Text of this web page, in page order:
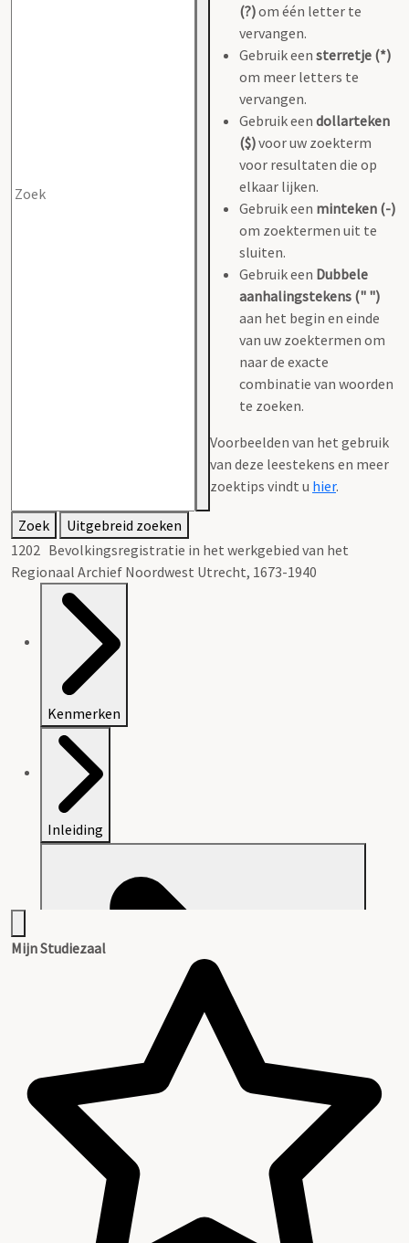
(?)om één letter te
vervangen.
Gebruik een sterretje (*)
om meer letters te
vervangen.
Gebruik een dollarteken
($)voor uw zoekterm
voor resultaten die op
elkaar lijken.
Gebruik een minteken (-)
om zoektermen uit te
sluiten.
Gebruik een Dubbele
aanhalingstekens (" ")
aan het begin en einde
van uw zoektermen om
naar de exacte
combinatie van woorden
te zoeken.
Voorbeelden van het gebruik
van deze leestekens en meer
zoektips vindt u hier.
Zoek
Uitgebreid zoeken
1202 Bevolkingsregistratie in het werkgebied van het
Regionaal Archief Noordwest Utrecht, 1673-1940
Kenmerken
Inleiding
Mijn Studiezaal